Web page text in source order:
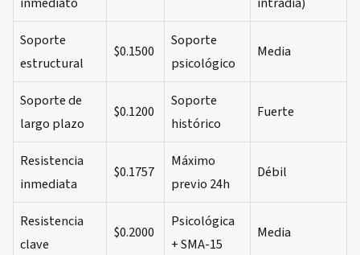
Soporte
estructural
$0.1500
Soporte
psicológico
Media
Soporte de
largo plazo
$0.1200
Soporte
histórico
Fuerte
Resistencia
inmediata
$0.1757
Máximo
previo 24h
Débil
Resistencia
clave
$0.2000
Psicológica
+ SMA-15
Media